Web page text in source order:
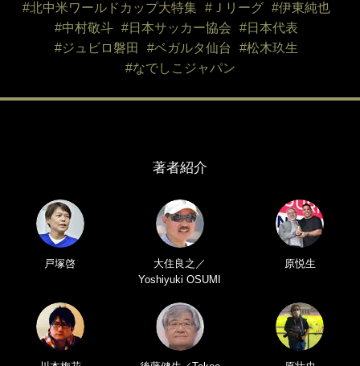
#北中米ワールドカップ大特集 #Ｊリーグ
#伊東純也
#中村敬斗
#日本サッカー協会
#日本代表
#ジュビロ磐田
#ベガルタ仙台
#松木玖生
#なでしこジャパン
著者紹介
戸塚啓
大住良之／
Yoshiyuki OSUMI
原悦生